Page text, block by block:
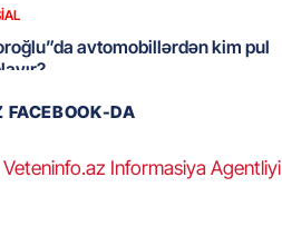
avtomobillərdən kim pul
təmirdən çıxan məktəbdə nələr
FACEBOOK-DA
Veteninfo.az Informasiya Agentliyi